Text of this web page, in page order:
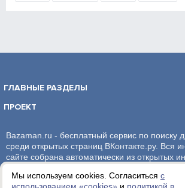
Мы используем cookies. Согласиться с
ГЛАВНЫЕ РАЗДЕЛЫ
ПРОЕКТ
Bazaman.ru - бесплатный сервис по поиску
среди открытых страниц ВКонтакте.ру. Вся
сайте собрана автоматически из открытых
администрация сайта ответственности не